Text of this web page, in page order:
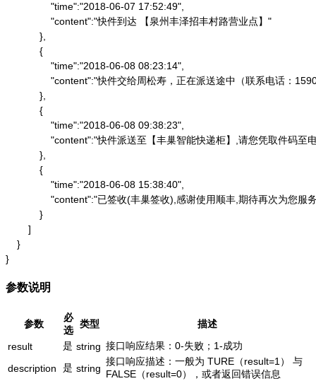
                "time":"2018-06-07 17:52:49",
                "content":"快件到达 【泉州丰泽招丰村路营业点】"
            },
            {
                "time":"2018-06-08 08:23:14",
"content":"快件交给周松寿，正在派送途中（联系电话：
            },
            {
                "time":"2018-06-08 09:38:23",
"content":"快件派送至【丰巢智能快递柜】,请您凭取件
            },
            {
                "time":"2018-06-08 15:38:40",
"content":"已签收(丰巢签收),感谢使用顺丰,期待再次为您服
            }
        ]
    }
}
参数说明
参数
必
选
类型
描述
result
是 string 接口响应结果：0-失败；1-成功
description
是 string
接口响应描述：一般为 TURE（result=1） 与
FALSE（result=0），或者返回错误信息